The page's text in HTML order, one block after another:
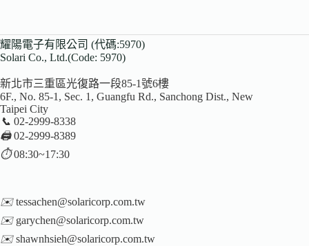
耀陽電子有限公司 (代碼:5970)
Solari Co., Ltd.(Code: 5970)
新北市三重區光復路一段85-1號6樓
6F., No. 85-1, Sec. 1, Guangfu Rd., Sanchong Dist., New
Taipei City
📞 02-2999-8338
🖨️02-2999-8389
⏱️08:30~17:30
✉️ tessachen@solaricorp.com.tw
✉️ garychen@solaricorp.com.tw
✉️ shawnhsieh@solaricorp.com.tw